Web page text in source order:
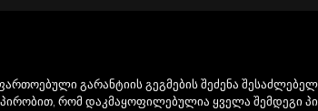
გარანტიის გეგმების შეძენა
პირობით, რომ დაკმაყოფილებულია ყველა შემდეგი